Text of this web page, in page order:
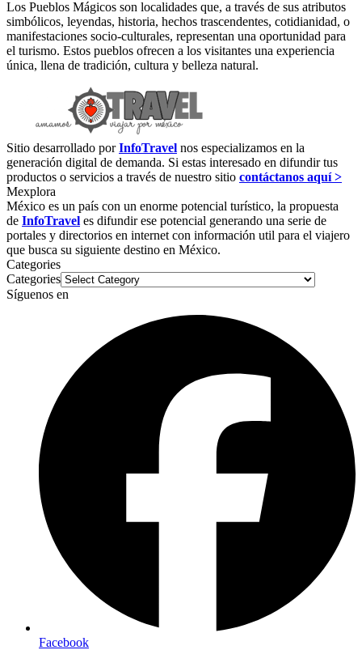
Los Pueblos Mágicos son localidades que, a través de sus atributos
simbólicos, leyendas, historia, hechos trascendentes, cotidianidad, o
manifestaciones socio-culturales, representan una oportunidad para
el turismo. Estos pueblos ofrecen a los visitantes una experiencia
única, llena de tradición, cultura y belleza natural.
Sitio desarrollado porInfoTravel nos especializamos en la
generación digital de demanda. Si estas interesado en difundir tus
productos o servicios a través de nuestro sitio contáctanos aquí >
Mexplora
México es un país con un enorme potencial turístico, la propuesta
de InfoTravel es difundir ese potencial generando una serie de
portales y directorios en internet con información util para el viajero
que busca su siguiente destino en México.
Categories
Categories
Síguenos en
Facebook